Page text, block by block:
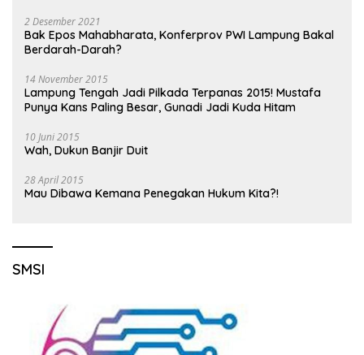
2 Desember 2021
Bak Epos Mahabharata, Konferprov PWI Lampung Bakal
Berdarah-Darah?
14 November 2015
Lampung Tengah Jadi Pilkada Terpanas 2015! Mustafa
Punya Kans Paling Besar, Gunadi Jadi Kuda Hitam
10 Juni 2015
Wah, Dukun Banjir Duit
28 April 2015
Mau Dibawa Kemana Penegakan Hukum Kita?!
SMSI